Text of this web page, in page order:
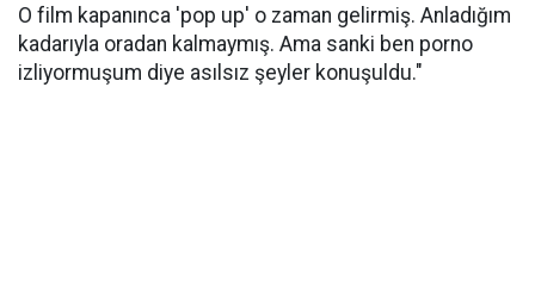
O film kapanınca 'pop up' o zaman gelirmiş. Anladığım
kadarıyla oradan kalmaymış. Ama sanki ben porno
izliyormuşum diye asılsız şeyler konuşuldu."